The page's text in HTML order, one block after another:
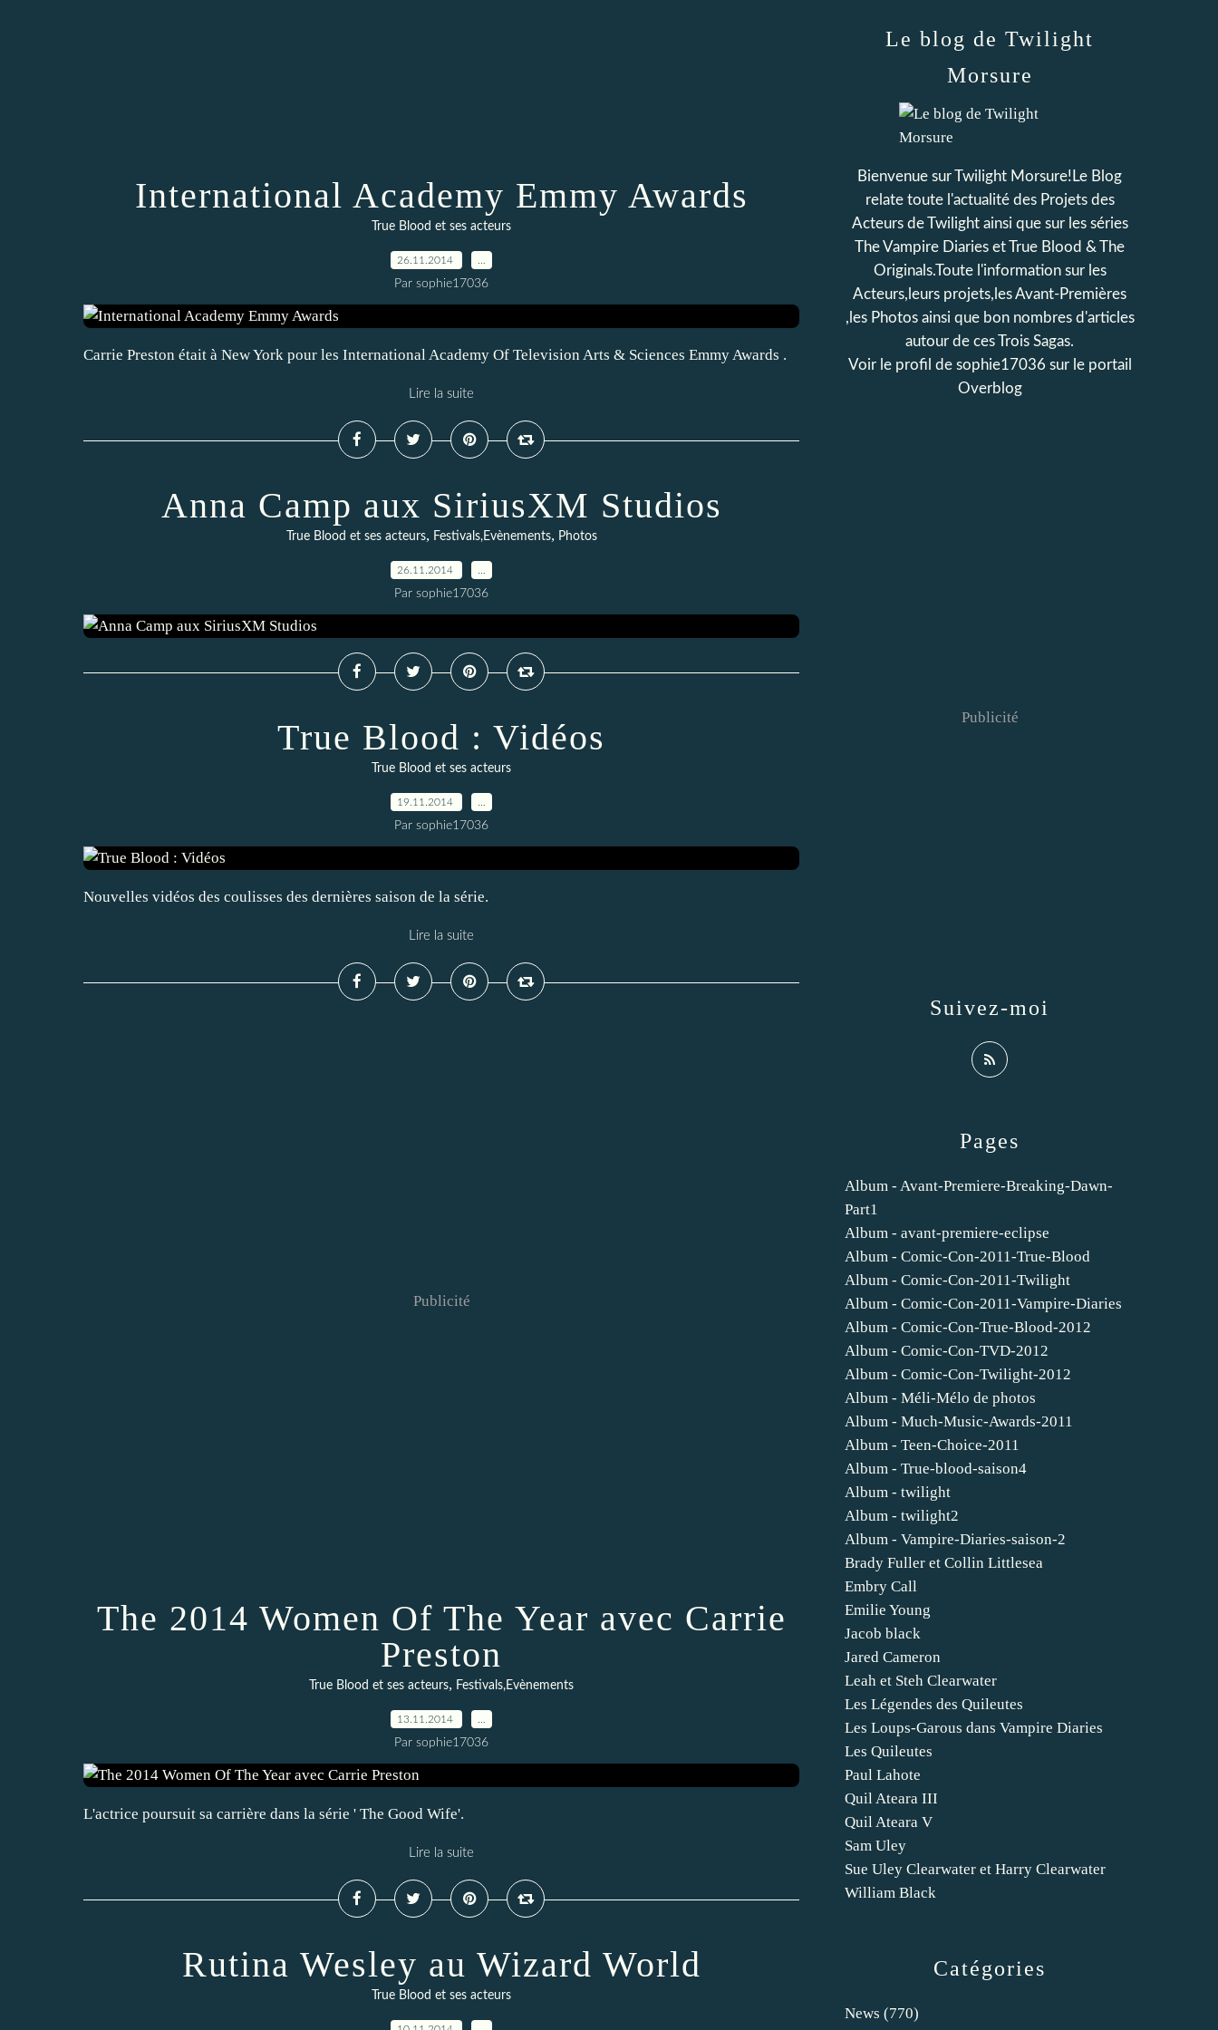
International Academy Emmy Awards
True Blood et ses acteurs
26.11.2014
Par sophie17036
Carrie Preston était à New York pour les International Academy Of Television Arts & Sciences Emmy Awards .
Lire la suite
Anna Camp aux SiriusXM Studios
True Blood et ses acteurs, Festivals,Evènements, Photos
26.11.2014
Par sophie17036
True Blood : Vidéos
True Blood et ses acteurs
19.11.2014
Par sophie17036
Nouvelles vidéos des coulisses des dernières saison de la série.
Lire la suite
Publicité
The 2014 Women Of The Year avec Carrie
Preston
True Blood et ses acteurs, Festivals,Evènements
13.11.2014
Par sophie17036
L'actrice poursuit sa carrière dans la série ' The Good Wife'.
Lire la suite
Rutina Wesley au Wizard World
True Blood et ses acteurs
Catégories
News (770)
Pages
Album - Avant-Premiere-Breaking-Dawn-
Part1
Album - avant-premiere-eclipse
Album - Comic-Con-2011-True-Blood
Album - Comic-Con-2011-Twilight
Album - Comic-Con-2011-Vampire-Diaries
Album - Comic-Con-True-Blood-2012
Album - Comic-Con-TVD-2012
Album - Comic-Con-Twilight-2012
Album - Méli-Mélo de photos
Album - Much-Music-Awards-2011
Album - Teen-Choice-2011
Album - True-blood-saison4
Album - twilight
Album - twilight2
Album - Vampire-Diaries-saison-2
Brady Fuller et Collin Littlesea
Embry Call
Emilie Young
Jacob black
Jared Cameron
Leah et Steh Clearwater
Les Légendes des Quileutes
Les Loups-Garous dans Vampire Diaries
Les Quileutes
Paul Lahote
Quil Ateara III
Quil Ateara V
Sam Uley
Sue Uley Clearwater et Harry Clearwater
William Black
Le blog de Twilight
Morsure
Bienvenue sur Twilight Morsure!Le Blog
relate toute l'actualité des Projets des
Acteurs de Twilight ainsi que sur les séries
The Vampire Diaries et True Blood & The
Originals.Toute l'information sur les
Acteurs,leurs projets,les Avant-Premières
,les Photos ainsi que bon nombres d'articles
autour de ces Trois Sagas.
Voir le profil de sophie17036 sur le portail
Overblog
Suivez-moi
Publicité